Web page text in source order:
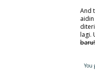
And
lagi.
baru!
You